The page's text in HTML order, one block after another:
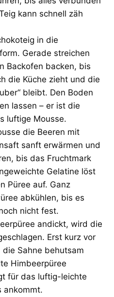
kann schnell zäh
in die
Gerade streichen
Backofen backen, bis
die Küche zieht und die
bleibt. Den Boden
lassen – er ist die
luftige Mousse.
die Beeren mit
sanft erwärmen und
bis das Fruchtmark
Gelatine löst
Püree auf. Ganz
abkühlen, bis es
nicht fest.
andickt, wird die
Erst kurz vor
Sahne behutsam
Himbeerpüree
für das luftig-leichte
ankommt.